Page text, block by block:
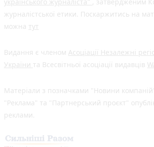
журналістської етики. Поскаржитись на
можна тут
Видання є членом Асоціації Незалежні
України та Всесвітньої асоціації видавців
Матеріали з позначками "Новини
"Реклама" та "Партнерський проєкт"
реклами.